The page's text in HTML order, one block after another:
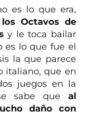
es lo que era,
Octavos de
y le toca bailar
es lo que fue el
la que parece
italiano, que en
juegos en la
sabe que al
daño con